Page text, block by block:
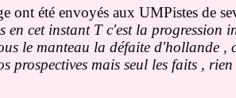
ont été envoyés aux UMPistes de
en cet instant T c'est la progression
le manteau la défaite d'hollande
prospectives mais seul les faits ,